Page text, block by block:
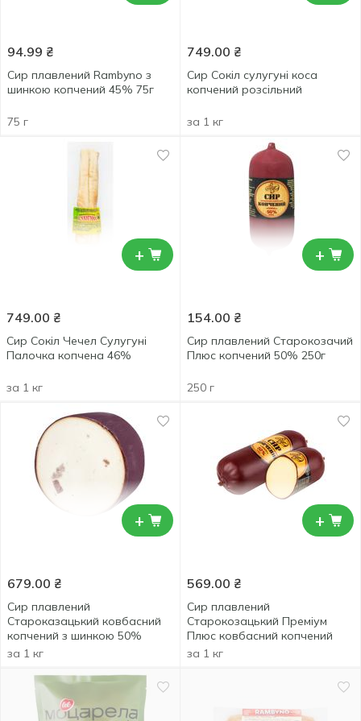
94.99 ₴
Сир плавлений Rambyno з
шинкою копчений 45% 75г
75 г
749.00 ₴
Сир Сокiл сулугуні коса
копчений розсільний
за 1 кг
+
749.00 ₴
Сир Сокіл Чечел Сулугуні
Палочка копчена 46%
за 1 кг
+
154.00 ₴
Сир плавлений Старокозачий
Плюс копчений 50% 250г
250 г
+
679.00 ₴
Сир плавлений
Староказацький ковбасний
копчений з шинкою 50%
за 1 кг
+
569.00 ₴
Сир плавлений
Старокозацький Преміум
Плюс ковбасний копчений
за 1 кг